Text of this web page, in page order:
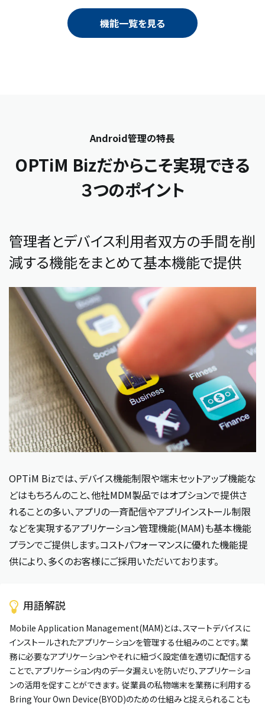
機能一覧を見る
Android管理の特長
OPTiM Bizだからこそ実現できる
３つのポイント
管理者とデバイス利用者双方の手間を削
減する機能をまとめて基本機能で提供
OPTiM Bizでは、デバイス機能制限や端末セットアップ機能な
どはもちろんのこと、他社MDM製品ではオプションで提供さ
れることの多い、アプリの一斉配信やアプリインストール制限
などを実現するアプリケーション管理機能(MAM)も基本機能
プランでご提供します。コストパフォーマンスに優れた機能提
供により、多くのお客様にご採用いただいております。
用語解説
Mobile Application Management(MAM)とは、スマートデバイスに
インストールされたアプリケーションを管理する仕組みのことです。業
務に必要なアプリケーションやそれに紐づく設定値を適切に配信する
ことで、アプリケーション内のデータ漏えいを防いだり、アプリケーショ
ンの活用を促すことができます。 従業員の私物端末を業務に利用する
Bring Your Own Device(BYOD)のための仕組みと捉えられることも